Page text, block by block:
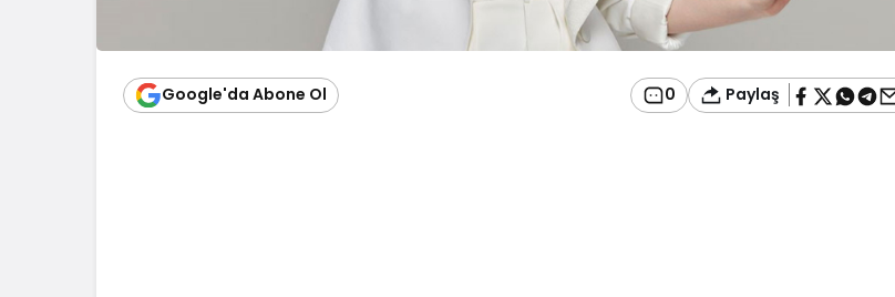
Google'da Abone Ol 0 Paylaş